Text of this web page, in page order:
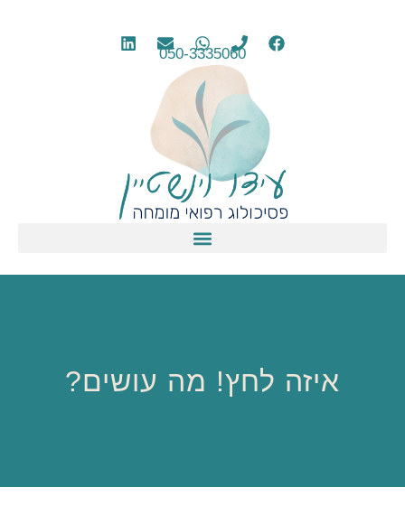
050-3335060
איזה לחץ! מה עושים?